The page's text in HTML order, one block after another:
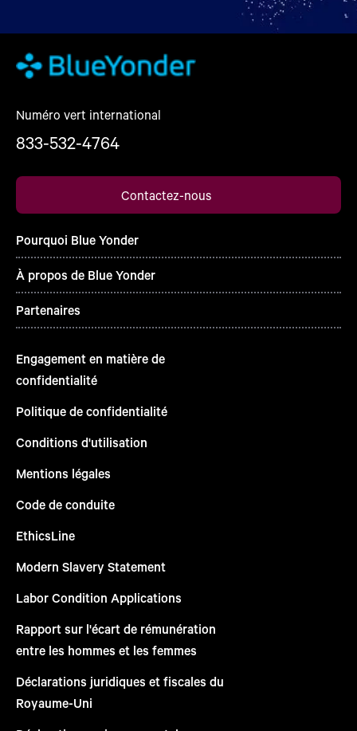
Numéro vert international
833-532-4764
Contactez-nous
Pourquoi Blue Yonder
À propos de Blue Yonder
Partenaires
Engagement en matière de
confidentialité
Politique de confidentialité
Conditions d'utilisation
Mentions légales
Code de conduite
EthicsLine
Modern Slavery Statement
Labor Condition Applications
Rapport sur l'écart de rémunération
entre les hommes et les femmes
Déclarations juridiques et fiscales du
Royaume-Uni